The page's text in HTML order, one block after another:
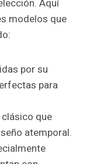
Aquí
modelos que
por su
para
clásico que
atemporal.